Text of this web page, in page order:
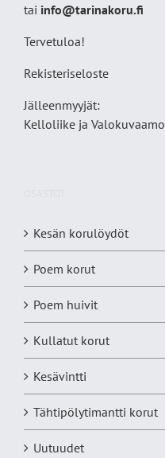
tai info@tarinakoru.fi
Tervetuloa!
Rekisteriseloste
Jälleenmyyjät:
Kelloliike ja Valokuvaamo
Kesän korulöydöt
Poem korut
Poem huivit
Kullatut korut
Kesävintti
Tähtipölytimantti korut
Uutuudet